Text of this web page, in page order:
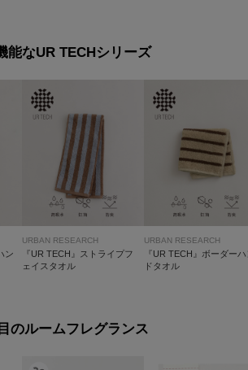
能なUR TECHシリーズ
ン
URBAN RESEARCH
『UR TECH』ストライプフ
ェイスタオル
URBAN RESEARCH
『UR TECH』ボーダー
ドタオル
のルームフレグランス